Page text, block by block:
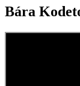
Bára